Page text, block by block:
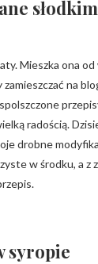
Mieszka ona
zamieszczać na
radością.
drobne
w środku, a
syropie